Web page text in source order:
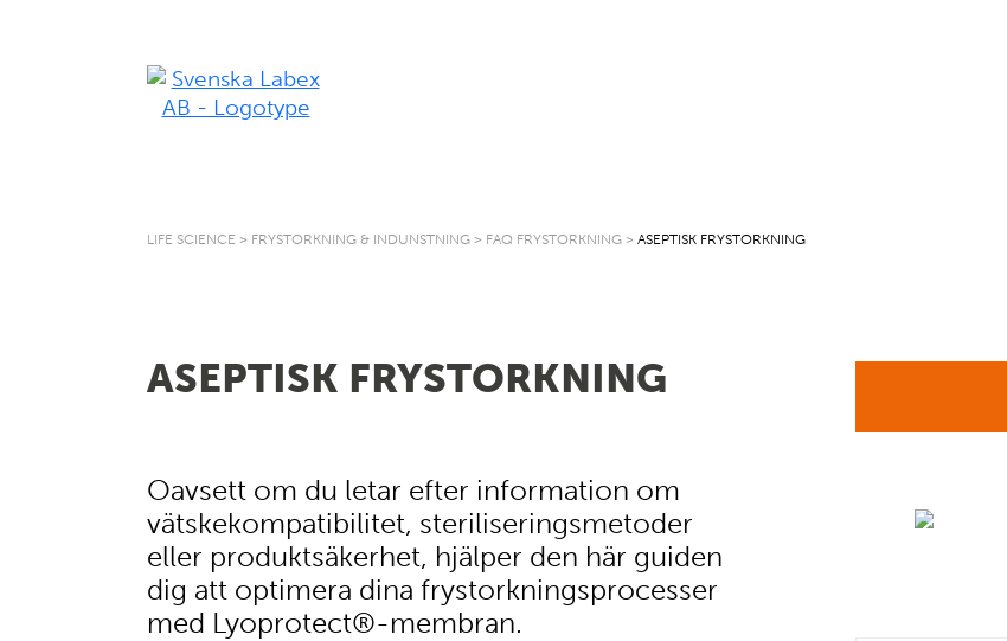
LIFE SCIENCE > FRYSTORKNING & INDUNSTNING > FAQ FRYSTORKNING > ASEPTISK FRYSTORKNING
ASEPTISK FRYSTORKNING
Oavsett om du letar efter information om
vätskekompatibilitet, steriliseringsmetoder
eller produktsäkerhet, hjälper den här guiden
dig att optimera dina frystorkningsprocesser
med Lyoprotect®-membran.